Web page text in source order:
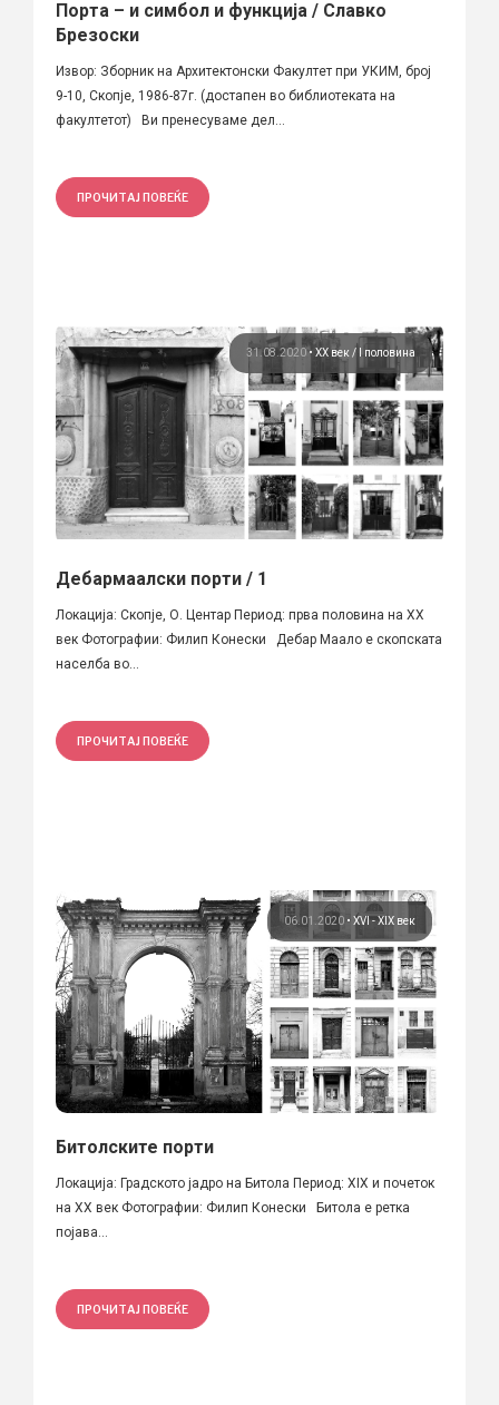
Порта – и симбол и функција / Славко
Брезоски
Извор: Зборник на Архитектонски Факултет при УКИМ, број
9-10, Скопје, 1986-87г. (достапен во библиотеката на
факултетот) Ви пренесуваме дел...
ПРОЧИТАЈ ПОВЕЌЕ
31.08.2020 • ХХ век / I половина
Дебармаалски порти / 1
Локација: Скопје, О. Центар Период: прва половина на XX
век Фотографии: Филип Конески Дебар Маало е скопската
населба во...
ПРОЧИТАЈ ПОВЕЌЕ
06.01.2020 • XVI - XIX век
Битолските порти
Локација: Градското јадро на Битола Период: XIX и почеток
на XX век Фотографии: Филип Конески Битола е ретка
појава...
ПРОЧИТАЈ ПОВЕЌЕ